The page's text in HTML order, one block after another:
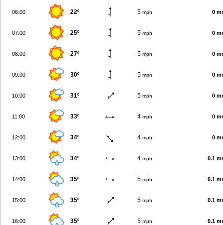
06:00 22º 5 mph 0
07:00 25º 5 mph 0
08:00 27º 5 mph 0
09:00 30º 5 mph 0
10:00 31º 5 mph 0
11:00 33º 4 mph 0
12:00 34º 4 mph 0
13:00 34º 4 mph 0.1
14:00 35º 5 mph 0.1
15:00 35º 5 mph 0.1
16:00 35º 5 mph 0.1